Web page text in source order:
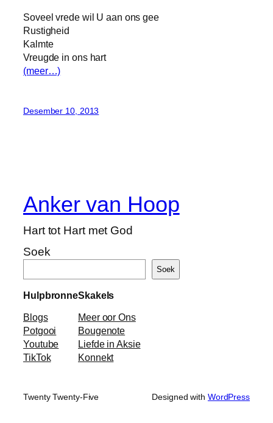
Soveel vrede wil U aan ons gee
Rustigheid
Kalmte
Vreugde in ons hart
(meer…)
Desember 10, 2013
Anker van Hoop
Hart tot Hart met God
Soek
Soek
Hulpbronne
Blogs
Potgooi
Youtube
TikTok
Skakels
Meer oor Ons
Bougenote
Liefde in Aksie
Konnekt
Twenty Twenty-Five Designed with WordPress